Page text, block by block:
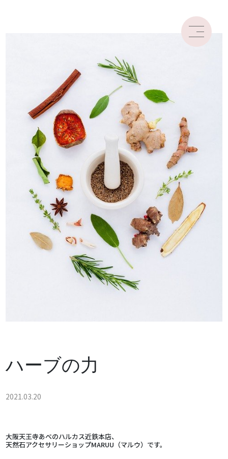
ハーブの力
2021.03.20
大阪天王寺あべのハルカス近鉄本店、
天然石アクセサリーショップMARUU（マルウ）です。